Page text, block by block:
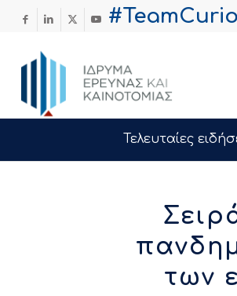
Τελευταίες
των